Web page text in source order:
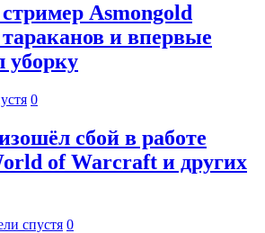
Asmongold
и впервые
уборку
0
сбой в работе
of Warcraft и других
спустя 0